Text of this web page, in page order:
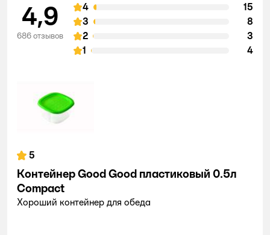
4,9
686 отзывов
4
15
3
8
2
3
1
4
5
Контейнер Good Good пластиковый 0.5л
Compact
Хороший контейнер для обеда